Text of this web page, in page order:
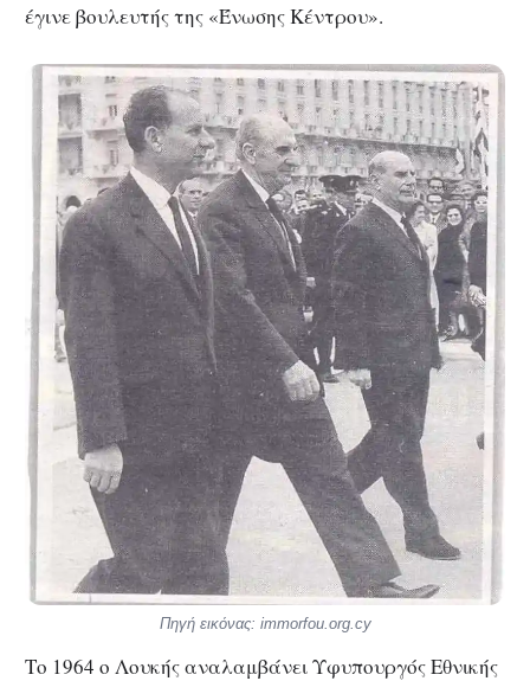
έγινε βουλευτής της «Ένωσης Κέντρου».
Πηγή εικόνας: immorfou.org.cy
Το 1964 ο Λουκής αναλαμβάνει Υφυπουργός Εθνικής